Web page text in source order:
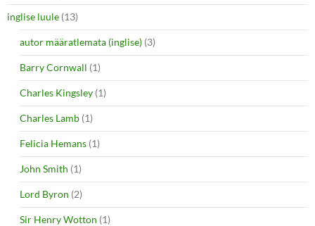
inglise luule (13)
autor määratlemata (inglise) (3)
Barry Cornwall (1)
Charles Kingsley (1)
Charles Lamb (1)
Felicia Hemans (1)
John Smith (1)
Lord Byron (2)
Sir Henry Wotton (1)